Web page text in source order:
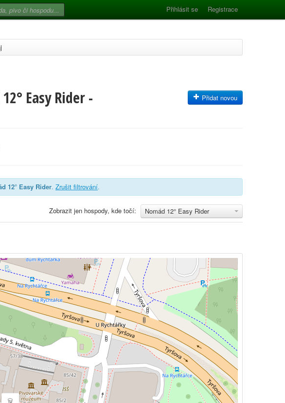
Přihlásit se Registrace
Easy Rider - Přidat novou
12° Easy Rider. Zrušit filtrování.
Nomád 12° Easy Rider
Zobrazit jen hospody, kde točí: